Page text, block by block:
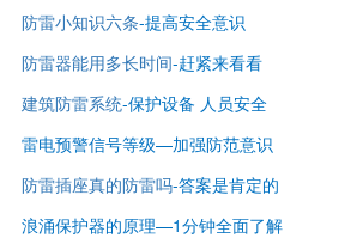
防雷小知识六条-提高安全意识
防雷器能用多长时间-赶紧来看看
建筑防雷系统-保护设备 人员安全
雷电预警信号等级—加强防范意识
防雷插座真的防雷吗-答案是肯定的
浪涌保护器的原理—1分钟全面了解